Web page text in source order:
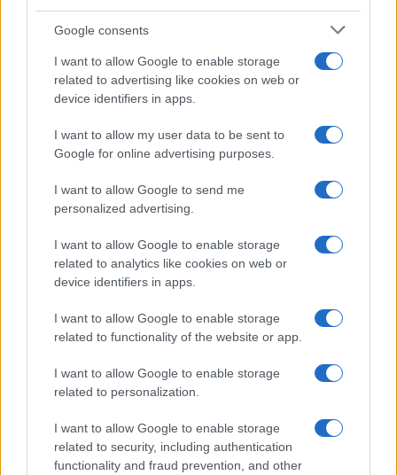
Google consents
I want to allow Google to enable storage
related to advertising like cookies on web or
device identifiers in apps.
I want to allow my user data to be sent to
Google for online advertising purposes.
I want to allow Google to send me
personalized advertising.
I want to allow Google to enable storage
related to analytics like cookies on web or
device identifiers in apps.
I want to allow Google to enable storage
related to functionality of the website or app.
I want to allow Google to enable storage
related to personalization.
I want to allow Google to enable storage
related to security, including authentication
functionality and fraud prevention, and other
Alpha Bank: Για πρώτη φορά το Αρχαίο Θέατρο Επιδαύρου
άνοιξε τις πύλες του σε όλους
Προηγούμενο άρθρο
Διευθυντής
Επόμενο άρθρο
οικογενειακή διαμάχη
ΠΑΡΟΜΟΙΑ ΑΡΘΡΑ